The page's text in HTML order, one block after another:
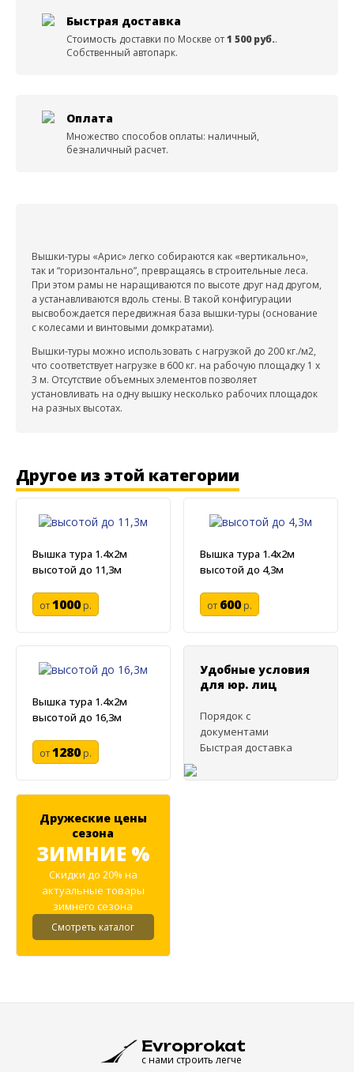
Быстрая доставка
Стоимость доставки по Москве от1 500 руб..
Собственный автопарк.
Оплата
Множество способов оплаты: наличный,
безналичный расчет.
Вышки-туры «Арис» легко собираются как «вертикально»,
так и “горизонтально”, превращаясь в строительные леса.
При этом рамы не наращиваются по высоте друг над другом,
а устанавливаются вдоль стены. В такой конфигурации
высвобождается передвижная база вышки-туры (основание
с колесами и винтовыми домкратами).
Вышки-туры можно использовать с нагрузкой до 200 кг./м2,
что соответствует нагрузке в 600 кг. на рабочую площадку 1 х
3 м. Отсутствие объемных элементов позволяет
установливать на одну вышку несколько рабочих площадок
на разных высотах.
Другое из этой категории
Вышка тура 1.4х2м
высотой до 11,3м
от1000р.
Вышка тура 1.4х2м
высотой до 4,3м
от 600р.
Вышка тура 1.4х2м
высотой до 16,3м
от1280р.
Удобные условия
для юр. лиц
Порядок с
документами
Быстрая доставка
Дружеские цены
сезона
ЗИМНИЕ %
Скидки до 20% на
актуальные товары
зимнего сезона
Смотреть каталог
Evroprokat
с нами строить легче